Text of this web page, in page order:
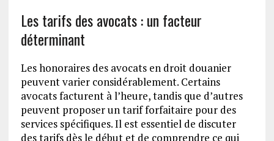
Les tarifs des avocats : un facteur
déterminant
Les honoraires des avocats en droit douanier
peuvent varier considérablement. Certains
avocats facturent à l’heure, tandis que d’autres
peuvent proposer un tarif forfaitaire pour des
services spécifiques. Il est essentiel de discuter
des tarifs dès le début et de comprendre ce qui